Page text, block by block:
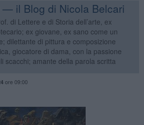
— il Blog di Nicola Belcari
di Lettere e di Storia dell’arte, ex
ex giovane, ex sano come un
dilettante di pittura e composizione
giocatore di dama, con la passione
scacchi; amante della parola scritta
ore 09:00